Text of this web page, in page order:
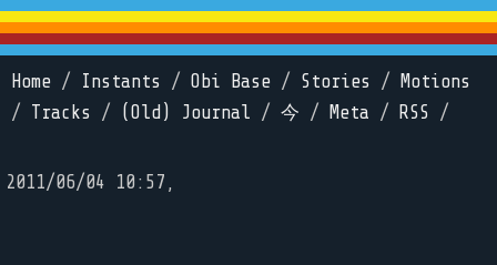
Home / Instants / Obi Base / Stories /
Motions
/ Tracks / (Old) Journal / 今 / Meta / RSS /
2011/06/04 10:57,